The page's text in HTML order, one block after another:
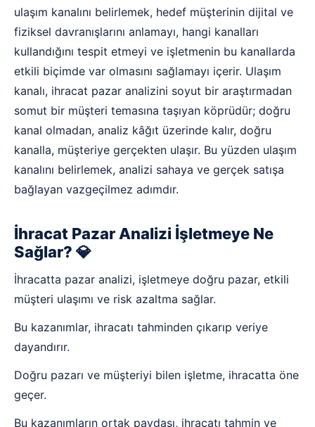
ulaşım kanalını belirlemek, hedef müşterinin dijital ve
fiziksel davranışlarını anlamayı, hangi kanalları
kullandığını tespit etmeyi ve işletmenin bu kanallarda
etkili biçimde var olmasını sağlamayı içerir. Ulaşım
kanalı, ihracat pazar analizini soyut bir araştırmadan
somut bir müşteri temasına taşıyan köprüdür; doğru
kanal olmadan, analiz kâğıt üzerinde kalır, doğru
kanalla, müşteriye gerçekten ulaşır. Bu yüzden ulaşım
kanalını belirlemek, analizi sahaya ve gerçek satışa
bağlayan vazgeçilmez adımdır.
İhracat Pazar Analizi İşletmeye Ne
Sağlar? 💎
İhracatta pazar analizi, işletmeye doğru pazar, etkili
müşteri ulaşımı ve risk azaltma sağlar.
Bu kazanımlar, ihracatı tahminden çıkarıp veriye
dayandırır.
Doğru pazarı ve müşteriyi bilen işletme, ihracatta öne
geçer.
Bu kazanımların ortak paydası, ihracatı tahmin ve